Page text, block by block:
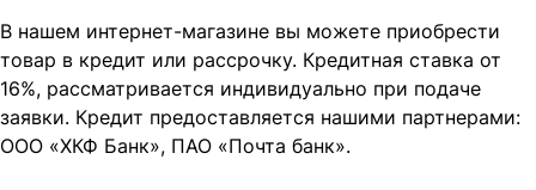
В нашем интернет-магазине вы можете приобрести
товар в кредит или рассрочку. Кредитная ставка от
16%, рассматривается индивидуально при подаче
заявки. Кредит предоставляется нашими партнерами:
ООО «ХКФ Банк», ПАО «Почта банк».
Вся представленная информация носит
информационный характер и ни при каких условиях не
является публичной офертой, определяемой
положениями Статьи 437 (2) ГК РФ.